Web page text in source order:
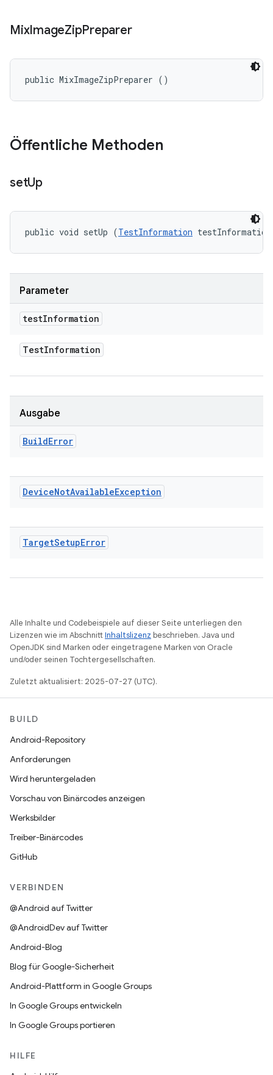
MixImageZipPreparer
public MixImageZipPreparer ()
Öffentliche Methoden
setUp
public void setUp (TestInformation
Parameter
testInformation
TestInformation
Ausgabe
BuildError
DeviceNotAvailableException
TargetSetupError
Alle Inhalte und Codebeispiele auf dieser Seite unterliegen den
Lizenzen wie im AbschnittInhaltslizenz beschrieben. Java und
OpenJDK sind Marken oder eingetragene Marken von Oracle
und/oder seinen Tochtergesellschaften.
Zuletzt aktualisiert: 2025-07-27 (UTC).
BUILD
Android-Repository
Anforderungen
Wird heruntergeladen
Vorschau von Binärcodes anzeigen
Werksbilder
Treiber-Binärcodes
GitHub
VERBINDEN
@Android auf Twitter
@AndroidDev auf Twitter
Android-Blog
Blog für Google-Sicherheit
Android-Plattform in Google Groups
In Google Groups entwickeln
In Google Groups portieren
HILFE